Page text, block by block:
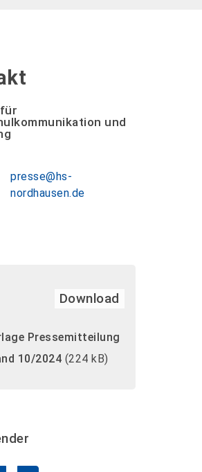
und
presse@hs-
nordhausen.de
Download
Pressemitteilung
10/2024 (224 kB)